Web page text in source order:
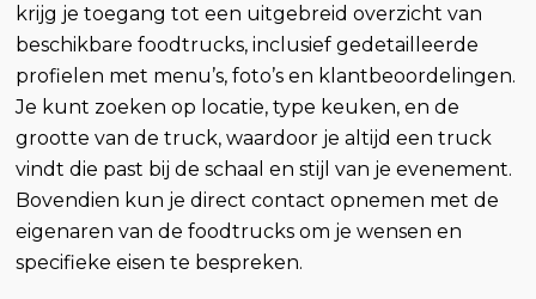
krijg je toegang tot een uitgebreid overzicht van
beschikbare foodtrucks, inclusief gedetailleerde
profielen met menu’s, foto’s en klantbeoordelingen.
Je kunt zoeken op locatie, type keuken, en de
grootte van de truck, waardoor je altijd een truck
vindt die past bij de schaal en stijl van je evenement.
Bovendien kun je direct contact opnemen met de
eigenaren van de foodtrucks om je wensen en
specifieke eisen te bespreken.